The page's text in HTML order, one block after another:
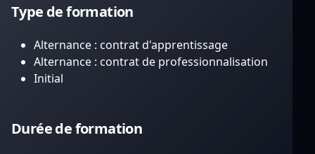
Type de formation
Alternance : contrat d'apprentissage
Alternance : contrat de professionnalisation
Initial
Durée de formation